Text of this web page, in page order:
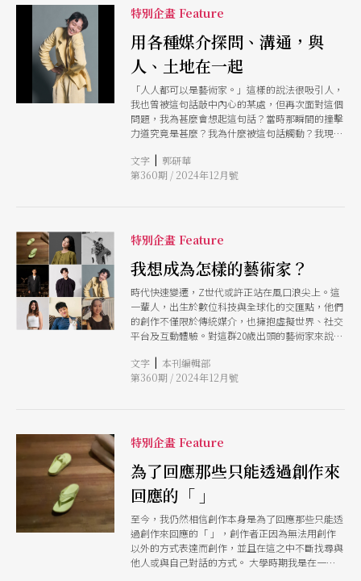
然環境、文化議題等多面向之動態反思，激發更多
可能性。 除了行為者，我也擔任藝術行政。因台
灣藝文補助現況，行為藝術的小眾性質，容易陷入
補助的非中心位置；行為藝術在表演藝術與視覺藝
術關係之間的劃界與不劃界為何，我認為三方領域
的脈動與發展，在藝文計畫的支持體系乃至當代藝
術市場邏輯中，堅韌保有行為藝術抵抗及批判性，
是需要面對並處理的課題。
特別企畫 Feature
用各種媒介探問、溝通，與
人、土地在一起
「人人都可以是藝術家。」這樣的說法很吸引人，
我也曾被這句話敲中內心的某處，但再次面對這個
問題，我為甚麼會想起這句話？當時那瞬間的撞擊
力道究竟是甚麼？我為什麼被這句話觸動？我現在
創劇場所辦的第一屆舞蹈創作平台「獨自跳舞
Solo Dance」，與以蒐集各式獨具風格的作品的
自創作獨舞的過程中彼此交流，在這之中能看見台
灣的表演藝術圈，充滿著不同專業背景的工作者，
用多元且流動的方式，彼此互相學習、合作。 與
不同背景的創作者交流觀點，是在學院時比較少經
驗的，並非是學校完全分割系所之間的交流，只是
相對來說，業界充滿著不同脈絡的表演者，這些都
讓我親身感受到，跨領域在當代是隨時都存在的，
且不單是形式、語言上的不同，它也會透過對話，
實是更自然、自在的思維方式。
文字 | 郭研華
第360期 / 2024年12月號
特別企畫 Feature
我想成為怎樣的藝術家？
時代快速變遷，Z世代或許正站在風口浪尖上。這
一輩人，出生於數位科技與全球化的交匯點，他們
的創作不僅限於傳統媒介，也擁抱虛擬世界、社交
平台及互動體驗。對這群20歲出頭的藝術家來說，
徑。 我們邀請了9位來自不同背景的藝術新血，請
他們各自從自己的作品出發，來看看他們對藝術的
何塑造未來的藝術版圖？從這群年輕人的真實處境
與反思，讓我們一窺台灣表演藝術環境的變遷與挑
戰。
文字 | 本刊編輯部
第360期 / 2024年12月號
特別企畫 Feature
為了回應那些只能透過創作來
回應的「 」
至今，我仍然相信創作本身是為了回應那些只能透
過創作來回應的「 」，創作者正因為無法用創作
以外的方式表達而創作，並且在這之中不斷找尋與
他人或與自己對話的方式。 大學時期我是在一個